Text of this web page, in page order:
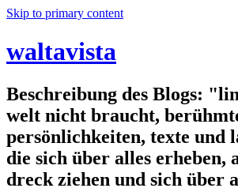
Skip to primary content
waltavista
Beschreibung des Blogs:
welt nicht braucht,
persönlichkeiten, texte und
die sich über alles erheben,
dreck ziehen und sich über